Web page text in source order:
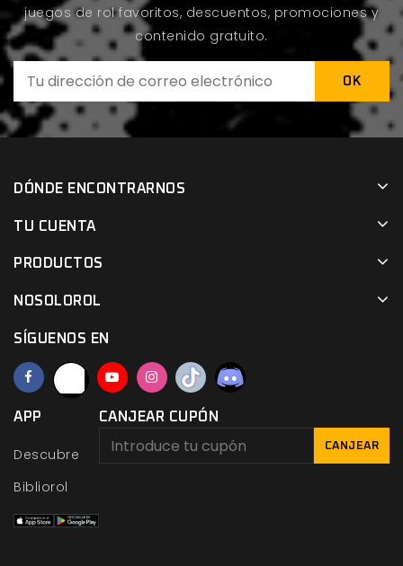
juegos de rol favoritos, descuentos, promociones y
contenido gratuito.
DÓNDE ENCONTRARNOS
TU CUENTA
PRODUCTOS
NOSOLOROL
SÍGUENOS EN
APP
Descubre
Bibliorol
CANJEAR CUPÓN
CANJEAR